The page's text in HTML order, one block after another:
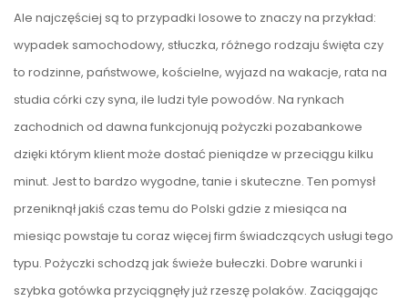
Ale najczęściej są to przypadki losowe to znaczy na przykład:
wypadek samochodowy, stłuczka, różnego rodzaju święta czy
to rodzinne, państwowe, kościelne, wyjazd na wakacje, rata na
studia córki czy syna, ile ludzi tyle powodów. Na rynkach
zachodnich od dawna funkcjonują pożyczki pozabankowe
dzięki którym klient może dostać pieniądze w przeciągu kilku
minut. Jest to bardzo wygodne, tanie i skuteczne. Ten pomysł
przeniknął jakiś czas temu do Polski gdzie z miesiąca na
miesiąc powstaje tu coraz więcej firm świadczących usługi tego
typu. Pożyczki schodzą jak świeże bułeczki. Dobre warunki i
szybka gotówka przyciągnęły już rzeszę polaków. Zaciągając